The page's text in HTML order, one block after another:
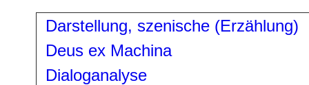
Darstellung, szenische (Erzählung)
Deus ex Machina
Dialoganalyse